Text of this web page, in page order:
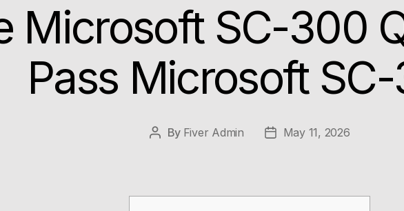
Microsoft SC-300
Pass Microsoft
By Fiver Admin May 11, 2026